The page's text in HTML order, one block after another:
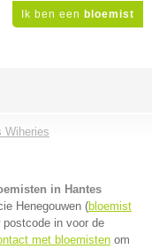
Ik ben een bloemist
Wiheries
in Hantes
Henegouwen (bloemist
postcode in voor de
met bloemisten om